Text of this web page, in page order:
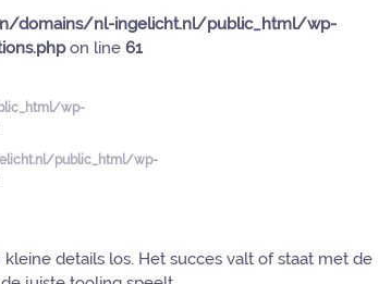
domains/nl-ingelicht.nl/public_html/wp-
on line 61
wp-
public_html/wp-
details los. Het succes valt of staat met de